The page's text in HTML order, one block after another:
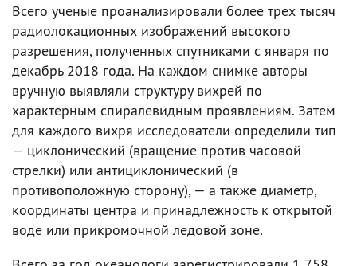
Всего ученые проанализировали более трех тысяч
радиолокационных изображений высокого
разрешения, полученных спутниками с января по
декабрь 2018 года. На каждом снимке авторы
вручную выявляли структуру вихрей по
характерным спиралевидным проявлениям. Затем
для каждого вихря исследователи определили тип
— циклонический (вращение против часовой
стрелки) или антициклонический (в
противоположную сторону), — а также диаметр,
координаты центра и принадлежность к открытой
воде или прикромочной ледовой зоне.